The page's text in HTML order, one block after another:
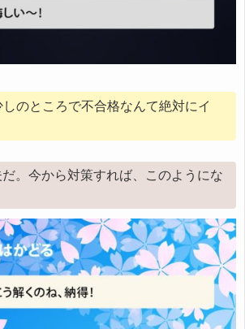
しのところで不合格なんて絶対にイ
だ。今から対策すれば、このようにな